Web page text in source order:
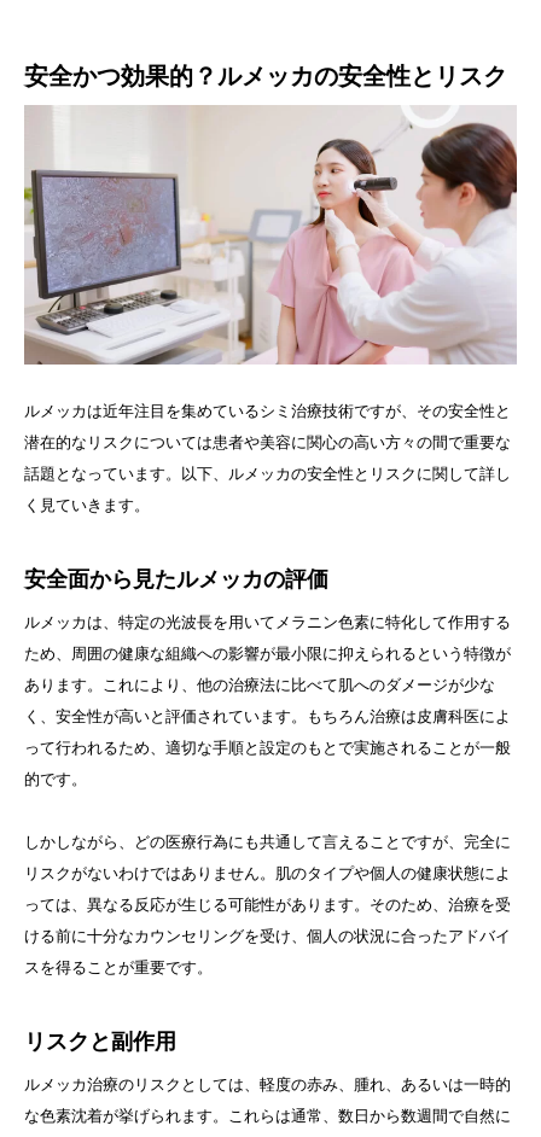
安全かつ効果的？ルメッカの安全性とリスク
ルメッカは近年注目を集めているシミ治療技術ですが、その安全性と
潜在的なリスクについては患者や美容に関心の高い方々の間で重要な
話題となっています。以下、ルメッカの安全性とリスクに関して詳し
く見ていきます。
安全面から見たルメッカの評価
ルメッカは、特定の光波長を用いてメラニン色素に特化して作用する
ため、周囲の健康な組織への影響が最小限に抑えられるという特徴が
あります。これにより、他の治療法に比べて肌へのダメージが少な
く、安全性が高いと評価されています。もちろん治療は皮膚科医によ
って行われるため、適切な手順と設定のもとで実施されることが一般
的です。
しかしながら、どの医療行為にも共通して言えることですが、完全に
リスクがないわけではありません。肌のタイプや個人の健康状態によ
っては、異なる反応が生じる可能性があります。そのため、治療を受
ける前に十分なカウンセリングを受け、個人の状況に合ったアドバイ
スを得ることが重要です。
リスクと副作用
ルメッカ治療のリスクとしては、軽度の赤み、腫れ、あるいは一時的
な色素沈着が挙げられます。これらは通常、数日から数週間で自然に